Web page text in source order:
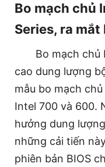
Bo mạch chủ
Series, ra mắt
Bo mạch
cao dung lượng
mẫu bo mạch
Intel 700 và 600.
hưởng dung
những cải tiến
phiên bản BIOS